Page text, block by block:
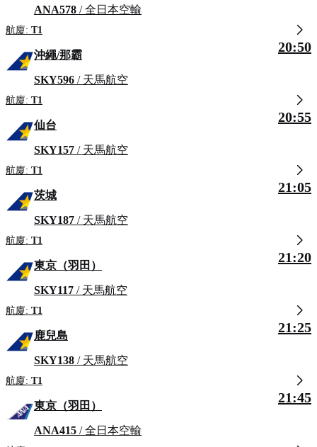
ANA578 / 全日本空輸
航廈: T1
沖繩/那霸
SKY596 / 天馬航空
航廈: T1
20:50
仙台
SKY157 / 天馬航空
航廈: T1
20:55
茨城
SKY187 / 天馬航空
航廈: T1
21:05
東京（羽田）
SKY117 / 天馬航空
航廈: T1
21:20
鹿兒島
SKY138 / 天馬航空
航廈: T1
21:25
東京（羽田）
ANA415 / 全日本空輸
21:45